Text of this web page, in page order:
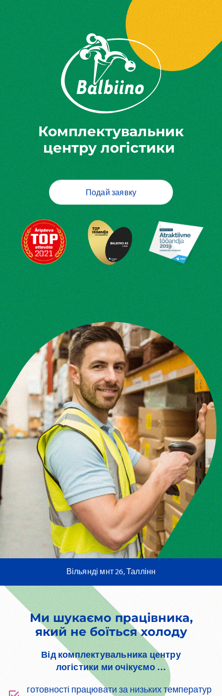
Комплектувальник
центру логістики
Подай заявку
Вільянді мнт 26, Таллінн
Ми шукаємо працівника,
який не боїться холоду
Від комплектувальника центру
логістики ми очікуємо …
готовності працювати за низьких температур